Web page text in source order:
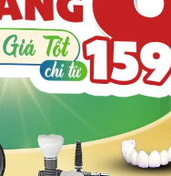
Lễ chuyển
OPTIK tại